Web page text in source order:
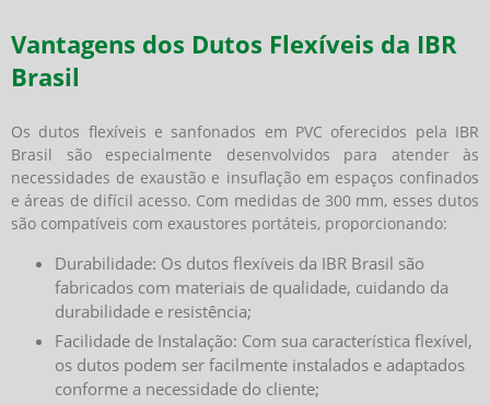
Vantagens dos Dutos Flexíveis da IBR
Brasil
Os dutos flexíveis e sanfonados em PVC oferecidos pela IBR
Brasil são especialmente desenvolvidos para atender às
necessidades de exaustão e insuflação em espaços confinados
e áreas de difícil acesso. Com medidas de 300 mm, esses dutos
são compatíveis com exaustores portáteis, proporcionando:
Durabilidade: Os dutos flexíveis da IBR Brasil são
fabricados com materiais de qualidade, cuidando da
durabilidade e resistência;
Facilidade de Instalação: Com sua característica flexível,
os dutos podem ser facilmente instalados e adaptados
conforme a necessidade do cliente;